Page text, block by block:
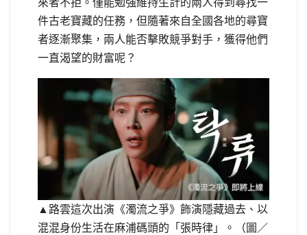
來者不拒。僅能勉強維持生計的兩人得到尋找一
件古老寶藏的任務，但隨著來自全國各地的尋寶
者逐漸聚集，兩人能否擊敗競爭對手，獲得他們
一直渴望的財富呢？
▲路雲這次出演《濁流之爭》飾演隱藏過去、以
混混身份生活在麻浦碼頭的「張時律」。（圖／